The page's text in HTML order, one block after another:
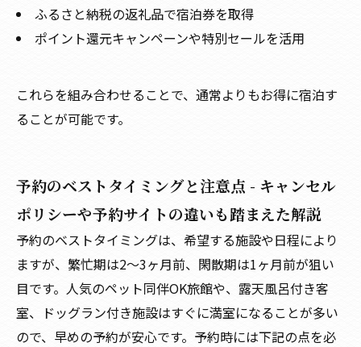
ふるさと納税の返礼品で宿泊券を取得
ポイント還元キャンペーンや特別セールを活用
これらを組み合わせることで、通常よりもお得に宿泊す
ることが可能です。
予約のベストタイミングと注意点 - キャンセル
ポリシーや予約サイトの違いも踏まえた解説
予約のベストタイミングは、希望する施設や日程により
ますが、繁忙期は2〜3ヶ月前、閑散期は1ヶ月前が狙い
目です。人気のペット同伴OK旅館や、露天風呂付き客
室、ドッグラン付き施設はすぐに満室になることが多い
ので、早めの予約が安心です。予約時には下記の点を必